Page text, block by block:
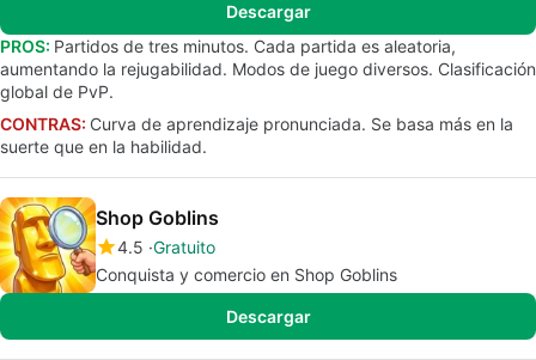
Descargar
PROS: Partidos de tres minutos. Cada partida es aleatoria,
aumentando la rejugabilidad. Modos de juego diversos. Clasificación
global de PvP.
CONTRAS: Curva de aprendizaje pronunciada. Se basa más en la
suerte que en la habilidad.
Shop Goblins
4.5 Gratuito
Conquista y comercio en Shop Goblins
Descargar